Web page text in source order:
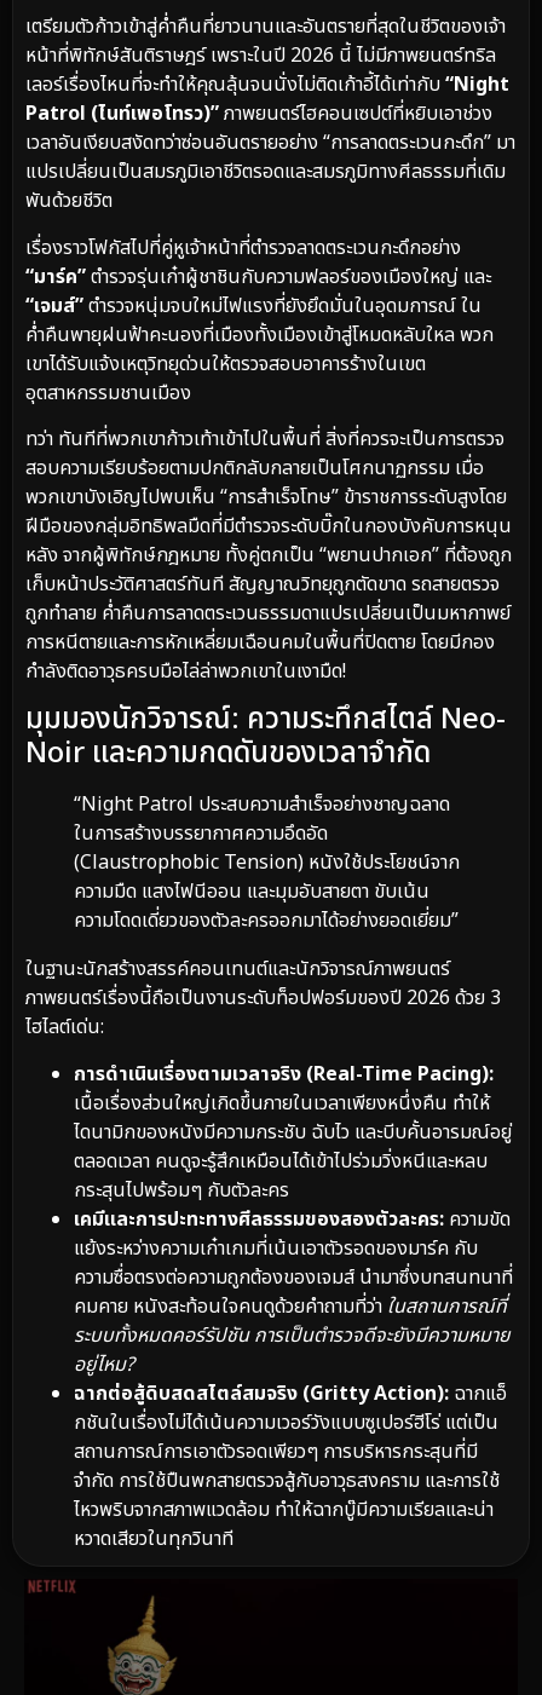
เตรียมตัวก้าวเข้าสู่ค่ำคืนที่ยาวนานและอันตรายที่สุดในชีวิตของเจ้า
หน้าที่พิทักษ์สันติราษฎร์ เพราะในปี 2026 นี้ ไม่มีภาพยนตร์ทริล
เลอร์เรื่องไหนที่จะทำให้คุณลุ้นจนนั่งไม่ติดเก้าอี้ได้เท่ากับ“Night
Patrol (ไนท์เพอโทรว)”ภาพยนตร์ไฮคอนเซปต์ที่หยิบเอาช่วง
เวลาอันเงียบสงัดทว่าซ่อนอันตรายอย่าง “การลาดตระเวนกะดึก” มา
แปรเปลี่ยนเป็นสมรภูมิเอาชีวิตรอดและสมรภูมิทางศีลธรรมที่เดิม
พันด้วยชีวิต
เรื่องราวโฟกัสไปที่คู่หูเจ้าหน้าที่ตำรวจลาดตระเวนกะดึกอย่าง
“มาร์ค”ตำรวจรุ่นเก๋าผู้ชาชินกับความฟลอร์ของเมืองใหญ่ และ
“เจมส์”ตำรวจหนุ่มจบใหม่ไฟแรงที่ยังยึดมั่นในอุดมการณ์ ใน
ค่ำคืนพายุฝนฟ้าคะนองที่เมืองทั้งเมืองเข้าสู่โหมดหลับใหล พวก
เขาได้รับแจ้งเหตุวิทยุด่วนให้ตรวจสอบอาคารร้างในเขต
อุตสาหกรรมชานเมือง
ทว่า ทันทีที่พวกเขาก้าวเท้าเข้าไปในพื้นที่ สิ่งที่ควรจะเป็นการตรวจ
สอบความเรียบร้อยตามปกติกลับกลายเป็นโศกนาฏกรรม เมื่อ
พวกเขาบังเอิญไปพบเห็น “การสำเร็จโทษ” ข้าราชการระดับสูงโดย
ฝีมือของกลุ่มอิทธิพลมืดที่มีตำรวจระดับบิ๊กในกองบังคับการหนุน
หลัง จากผู้พิทักษ์กฎหมาย ทั้งคู่ตกเป็น “พยานปากเอก” ที่ต้องถูก
เก็บหน้าประวัติศาสตร์ทันที สัญญาณวิทยุถูกตัดขาด รถสายตรวจ
ถูกทำลาย ค่ำคืนการลาดตระเวนธรรมดาแปรเปลี่ยนเป็นมหากาพย์
การหนีตายและการหักเหลี่ยมเฉือนคมในพื้นที่ปิดตาย โดยมีกอง
กำลังติดอาวุธครบมือไล่ล่าพวกเขาในเงามืด!
มุมมองนักวิจารณ์: ความระทึกสไตล์ Neo-
Noir และความกดดันของเวลาจำกัด
“Night Patrol ประสบความสำเร็จอย่างชาญฉลาด
ในการสร้างบรรยากาศความอึดอัด
(Claustrophobic Tension) หนังใช้ประโยชน์จาก
ความมืด แสงไฟนีออน และมุมอับสายตา ขับเน้น
ความโดดเดี่ยวของตัวละครออกมาได้อย่างยอดเยี่ยม”
ในฐานะนักสร้างสรรค์คอนเทนต์และนักวิจารณ์ภาพยนตร์
ภาพยนตร์เรื่องนี้ถือเป็นงานระดับท็อปฟอร์มของปี 2026 ด้วย 3
ไฮไลต์เด่น:
การดำเนินเรื่องตามเวลาจริง (Real-Time Pacing):
เนื้อเรื่องส่วนใหญ่เกิดขึ้นภายในเวลาเพียงหนึ่งคืน ทำให้
ไดนามิกของหนังมีความกระชับ ฉับไว และบีบคั้นอารมณ์อยู่
ตลอดเวลา คนดูจะรู้สึกเหมือนได้เข้าไปร่วมวิ่งหนีและหลบ
กระสุนไปพร้อมๆ กับตัวละคร
เคมีและการปะทะทางศีลธรรมของสองตัวละคร: ความขัด
แย้งระหว่างความเก๋าเกมที่เน้นเอาตัวรอดของมาร์ค กับ
ความซื่อตรงต่อความถูกต้องของเจมส์ นำมาซึ่งบทสนทนาที่
คมคาย หนังสะท้อนใจคนดูด้วยคำถามที่ว่า ในสถานการณ์ที่
ระบบทั้งหมดคอร์รัปชัน การเป็นตำรวจดีจะยังมีความหมาย
อยู่ไหม?
ฉากต่อสู้ดิบสดสไตล์สมจริง (Gritty Action): ฉากแอ็
กชันในเรื่องไม่ได้เน้นความเวอร์วังแบบซูเปอร์ฮีโร่ แต่เป็น
สถานการณ์การเอาตัวรอดเพียวๆ การบริหารกระสุนที่มี
จำกัด การใช้ปืนพกสายตรวจสู้กับอาวุธสงคราม และการใช้
ไหวพริบจากสภาพแวดล้อม ทำให้ฉากบู๊มีความเรียลและน่า
หวาดเสียวในทุกวินาที